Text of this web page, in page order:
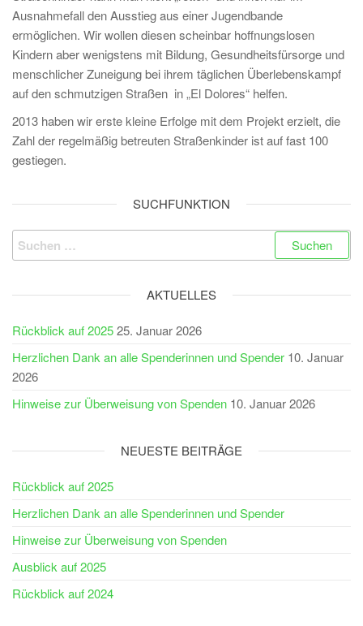
Ausnahmefall den Ausstieg aus einer Jugendbande
ermöglichen. Wir wollen diesen scheinbar hoffnungslosen
Kindern aber wenigstens mit Bildung, Gesundheitsfürsorge und
menschlicher Zuneigung bei ihrem täglichen Überlebenskampf
auf den schmutzigen Straßen in „El Dolores“ helfen.
2013 haben wir erste kleine Erfolge mit dem Projekt erzielt, die
Zahl der regelmäßig betreuten Straßenkinder ist auf fast 100
gestiegen.
SUCHFUNKTION
Suchen
nach:
AKTUELLES
Rückblick auf 202525. Januar 2026
Herzlichen Dank an alle Spenderinnen und Spender 10. Januar
2026
Hinweise zur Überweisung von Spenden 10. Januar 2026
NEUESTE BEITRÄGE
Rückblick auf 2025
Herzlichen Dank an alle Spenderinnen und Spender
Hinweise zur Überweisung von Spenden
Ausblick auf 2025
Rückblick auf 2024